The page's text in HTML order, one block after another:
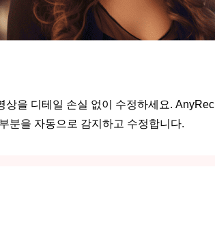
상을 디테일 손실 없이 수정하세요. AnyRec
분을 자동으로 감지하고 수정합니다.